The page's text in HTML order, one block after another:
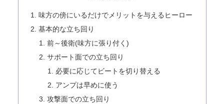
味方の傍にいるだけでメリットを与えるヒーロー
基本的な立ち回り
前～後衛(味方に張り付く)
サポート面での立ち回り
必要に応じてビートを切り替える
アンプは早めに使う
攻撃面での立ち回り